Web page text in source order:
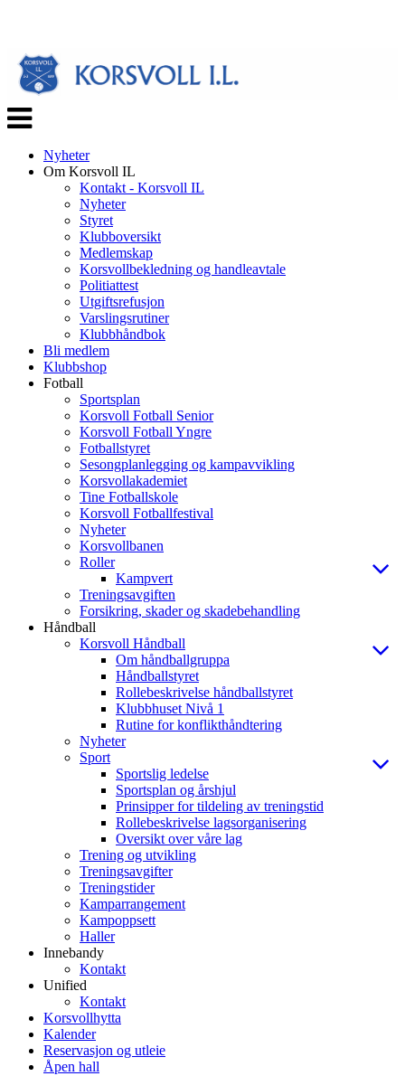
Veksle
navigasjon
Nyheter
Om Korsvoll IL
Kontakt - Korsvoll IL
Nyheter
Styret
Klubboversikt
Medlemskap
Korsvollbekledning og handleavtale
Politiattest
Utgiftsrefusjon
Varslingsrutiner
Klubbhåndbok
Bli medlem
Klubbshop
Fotball
Sportsplan
Korsvoll Fotball Senior
Korsvoll Fotball Yngre
Fotballstyret
Sesongplanlegging og kampavvikling
Korsvollakademiet
Tine Fotballskole
Korsvoll Fotballfestival
Nyheter
Korsvollbanen
Roller
Kampvert
Treningsavgiften
Forsikring, skader og skadebehandling
Håndball
Korsvoll Håndball
Om håndballgruppa
Håndballstyret
Rollebeskrivelse håndballstyret
Klubbhuset Nivå 1
Rutine for konflikthåndtering
Nyheter
Sport
Sportslig ledelse
Sportsplan og årshjul
Prinsipper for tildeling av treningstid
Rollebeskrivelse lagsorganisering
Oversikt over våre lag
Trening og utvikling
Treningsavgifter
Treningstider
Kamparrangement
Kampoppsett
Haller
Innebandy
Kontakt
Unified
Kontakt
Korsvollhytta
Kalender
Reservasjon og utleie
Åpen hall